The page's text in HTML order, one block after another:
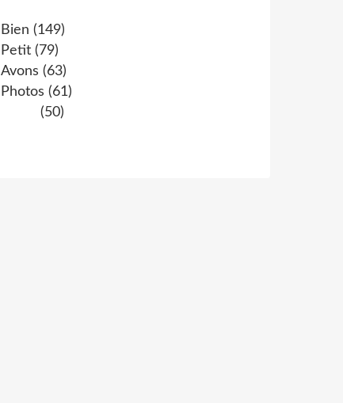
Bien (149)
Petit (79)
Avons (63)
Photos (61)
(50)